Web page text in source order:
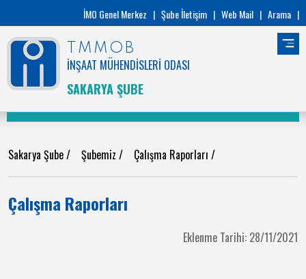
İMO Genel Merkez | Şube İletişim | Web Mail | Arama |
TMMOB
İNŞAAT MÜHENDİSLERİ ODASI
SAKARYA ŞUBE
Sakarya Şube/ Şubemiz / Çalışma Raporları /
Çalışma Raporları
Eklenme Tarihi: 28/11/2021